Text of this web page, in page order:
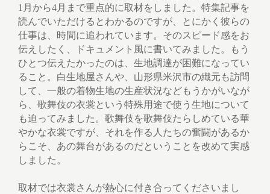
1月から4月まで重点的に取材をしました。特集記事を
読んでいただけるとわかるのですが、とにかく彼らの
仕事は、時間に追われています。そのスピード感をお
伝えしたく、ドキュメント風に書いてみました。もう
ひとつ伝えたかったのは、生地調達が困難になってい
ること。白生地屋さんや、山形県米沢市の織元も訪問
して、一般の着物生地の生産状況などもうかがいなが
ら、歌舞伎の衣裳という特殊用途で使う生地について
も迫ってみました。歌舞伎を歌舞伎たらしめている華
やかな衣裳ですが、それを作る人たちの奮闘があるか
らこそ、あの舞台があるのだということを改めて実感
しました。
取材では衣裳さんが熱心に付き合ってくださいまし